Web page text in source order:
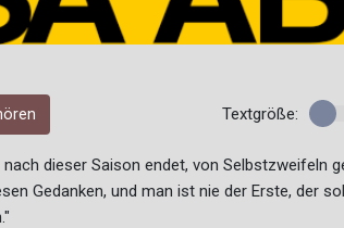
Textgröße:
dieser Saison endet, von Selbstzweifeln
Gedanken, und man ist nie der Erste, der